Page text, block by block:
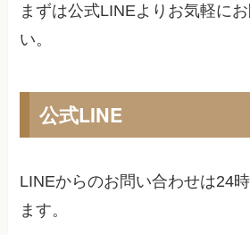
まずは公式LINEよりお気軽に
い。
公式LINE
LINEからのお問い合わせは24
ます。